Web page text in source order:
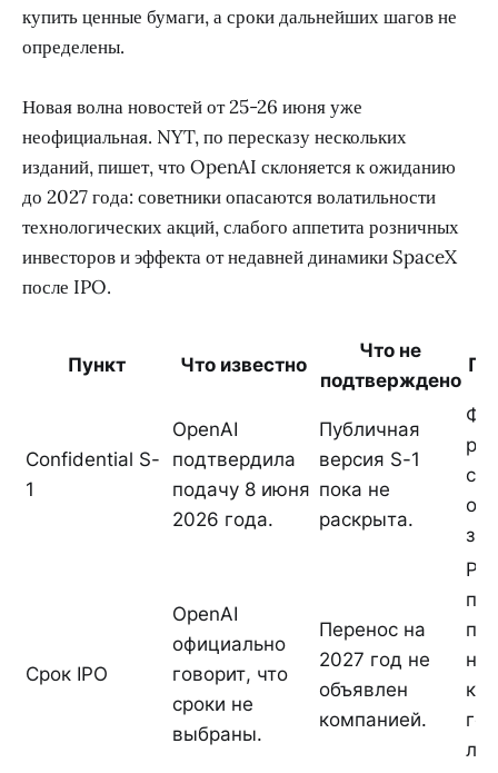
купить ценные бумаги, а сроки дальнейших шагов не
определены.
Новая волна новостей от 25-26 июня уже
неофициальная. NYT, по пересказу нескольких
изданий, пишет, что OpenAI склоняется к ожиданию
до 2027 года: советники опасаются волатильности
технологических акций, слабого аппетита розничных
инвесторов и эффекта от недавней динамики SpaceX
после IPO.
Пункт Что известно
Что не
подтверждено
Confidential S-
1
OpenAI
подтвердила
подачу 8 июня
2026 года.
Публичная
версия S-1
пока не
раскрыта.
Срок IPO
OpenAI
официально
говорит, что
сроки не
выбраны.
Перенос на
2027 год не
объявлен
компанией.